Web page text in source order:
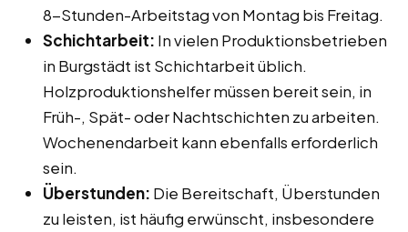
8-Stunden-Arbeitstag von Montag bis Freitag.
Schichtarbeit: In vielen Produktionsbetrieben
in Burgstädt ist Schichtarbeit üblich.
Holzproduktionshelfer müssen bereit sein, in
Früh-, Spät- oder Nachtschichten zu arbeiten.
Wochenendarbeit kann ebenfalls erforderlich
sein.
Überstunden: Die Bereitschaft, Überstunden
zu leisten, ist häufig erwünscht, insbesondere